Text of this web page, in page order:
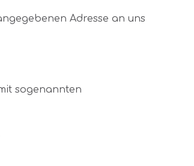
Adresse an uns
sogenannten